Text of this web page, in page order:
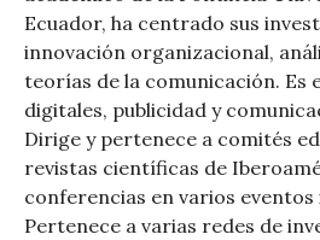
Ecuador, ha centrado sus
innovación organizacional,
teorías de la comunicación. Es
digitales, publicidad y
Dirige y pertenece a comités
revistas científicas de
conferencias en varios
Pertenece a varias redes de